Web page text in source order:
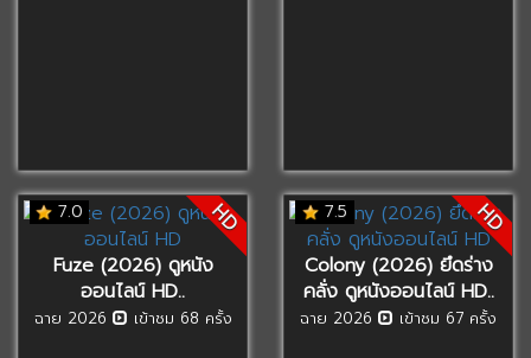
7.0 HD
Fuze (2026) ดูหนัง
ออนไลน์ HD..
ฉาย 2026 เข้าชม 68 ครั้ง
7.5 HD
Colony (2026) ยึดร่าง
คลั่ง ดูหนังออนไลน์ HD..
ฉาย 2026 เข้าชม 67 ครั้ง